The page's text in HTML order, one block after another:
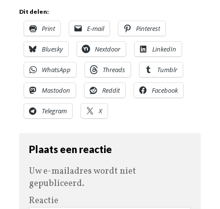
Dit delen:
Print E-mail Pinterest
Bluesky Nextdoor LinkedIn
WhatsApp Threads Tumblr
Mastodon Reddit Facebook
Telegram X
Plaats een reactie
Uw e-mailadres wordt niet
gepubliceerd.
Reactie